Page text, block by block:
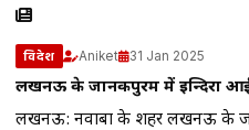
विदेश Aniket 31 Jan 2025
लखनऊ के जानकीपुरम में इन्दिरा
लखनऊ: नवाबों के शहर लखनऊ के